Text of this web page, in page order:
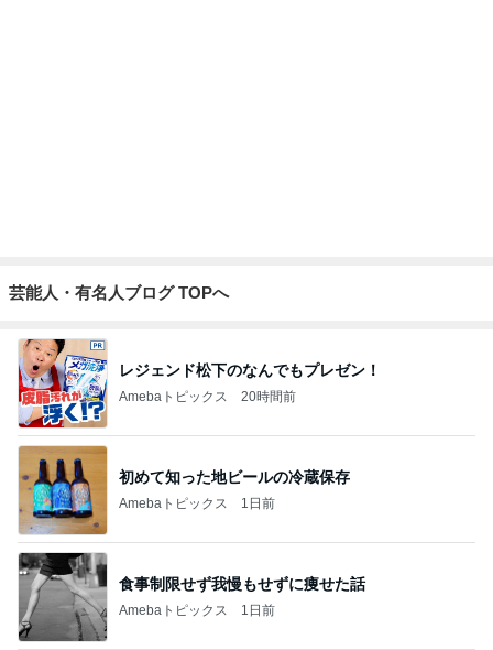
芸能人・有名人ブログ TOPへ
レジェンド松下のなんでもプレゼン！
Amebaトピックス 20時間前
初めて知った地ビールの冷蔵保存
Amebaトピックス 1日前
食事制限せず我慢もせずに痩せた話
Amebaトピックス 1日前